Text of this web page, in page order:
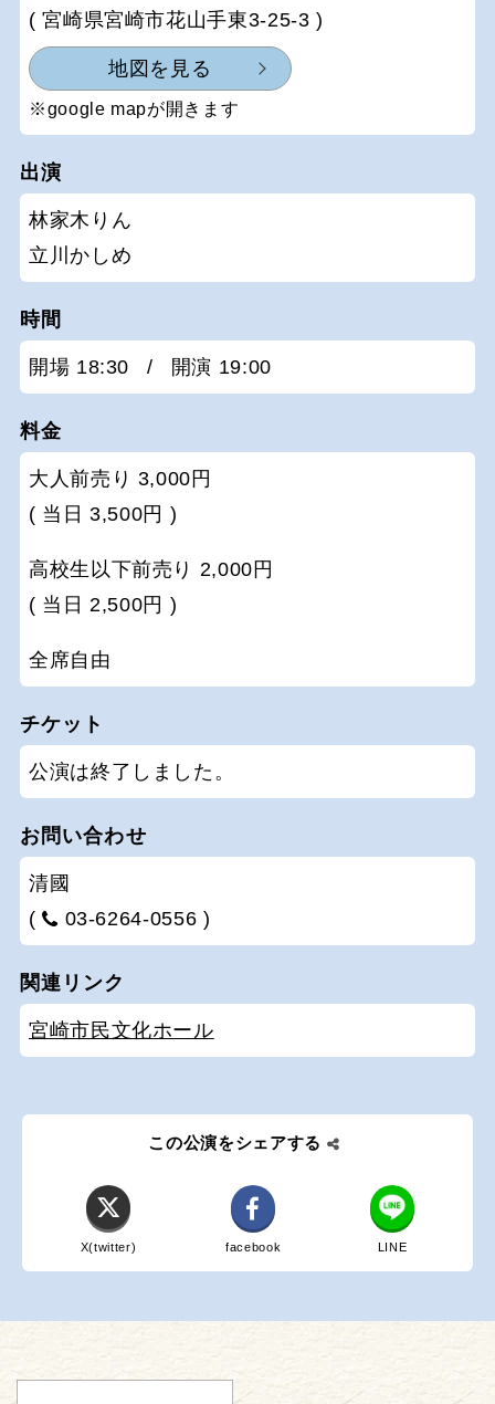
( 宮崎県宮崎市花山手東3-25-3 )
地図を見る
※google mapが開きます
出演
林家木りん
立川かしめ
時間
開場 18:30 / 開演 19:00
料金
大人前売り 3,000円
( 当日 3,500円 )
高校生以下前売り 2,000円
( 当日 2,500円 )
全席自由
チケット
公演は終了しました。
お問い合わせ
清國
(
03-6264-0556 )
関連リンク
宮崎市民文化ホール
この公演をシェアする
X(twitter) facebook LINE